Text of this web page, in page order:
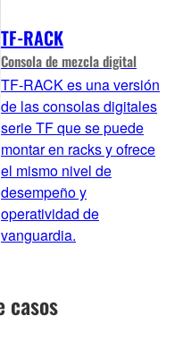
TF-RACK
Consola de mezcla digital
TF-RACK es una versión
de las consolas digitales
serie TF que se puede
montar en racks y ofrece
el mismo nivel de
desempeño y
operatividad de
vanguardia.
casos